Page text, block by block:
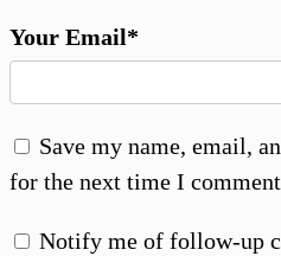
Your Email*
Save my name, email,
for the next time I
Notify me of follow-up